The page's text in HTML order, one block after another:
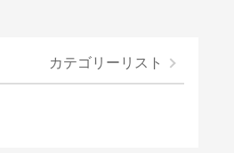
カテゴリーリスト